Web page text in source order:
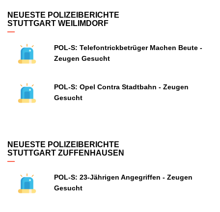
NEUESTE POLIZEIBERICHTE
STUTTGART WEILIMDORF
POL-S: Telefontrickbetrüger Machen Beute -
Zeugen Gesucht
POL-S: Opel Contra Stadtbahn - Zeugen
Gesucht
NEUESTE POLIZEIBERICHTE
STUTTGART ZUFFENHAUSEN
POL-S: 23-Jährigen Angegriffen - Zeugen
Gesucht